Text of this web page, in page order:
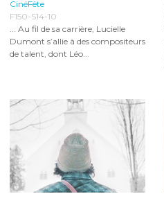
CinéFête
F150-S14-10
... Au fil de sa carrière, Lucielle
Dumont s’allie à des compositeurs
de talent, dont Léo...